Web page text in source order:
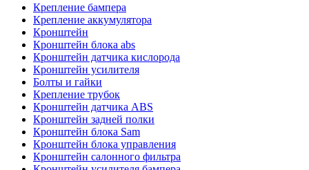
Крепление бампера
Крепление аккумулятора
Кронштейн
Кронштейн блока abs
Кронштейн датчика кислорода
Кронштейн усилителя
Болты и гайки
Крепление трубок
Кронштейн датчика ABS
Кронштейн задней полки
Кронштейн блока Sam
Кронштейн блока управления
Кронштейн салонного фильтра